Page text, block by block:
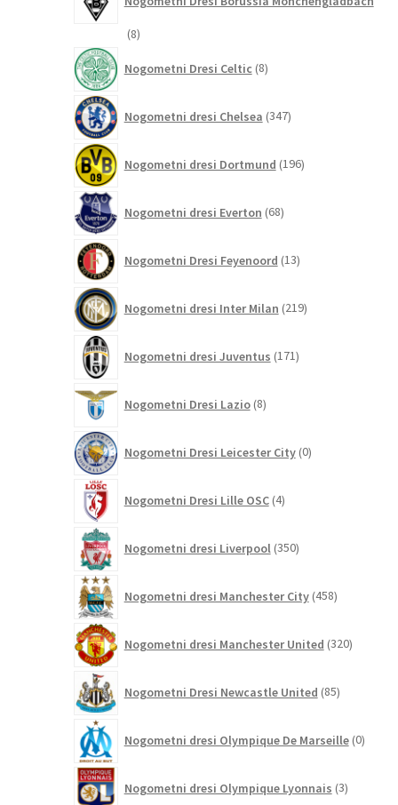
88
Nogometni Dresi Celtic 8izdelkov
Nogometni dresi Chelsea 347izdelkov
Nogometni dresi Dortmund 196izdelkov
Nogometni dresi Everton 68izdelkov
Nogometni Dresi Feyenoord 13izdelkov
Nogometni dresi Inter Milan 219izdelkov
Nogometni dresi Juventus 171izdelkov
Nogometni Dresi Lazio 8izdelkov
Nogometni Dresi Leicester City 0izdelkov
Nogometni Dresi Lille OSC 4izdelki
Nogometni dresi Liverpool 350izdelkov
Nogometni dresi Manchester City 458izdelkov
Nogometni dresi Manchester United 320izdelkov
Nogometni Dresi Newcastle United 85izdelkov
Nogometni dresi Olympique De Marseille 0
Nogometni dresi Olympique Lyonnais 3izdelki